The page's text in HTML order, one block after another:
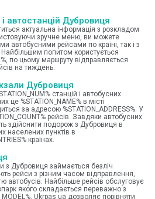
автостанцій Дубровиця
актуальна інформація з розкладом
зручне меню, ви можете
автобусними рейсами по країні, так і з
попитом користується
по цьому маршруту відправляється
на тиждень.
Дубровиця
станцій і автобусних
це %STATION_NAME% в місті
за адресою %STATION_ADDRESS%. У
рейсів. Завдяки автобусних
здійснити подорож з Дубровиця в
населених пунктів в
країнах.
з Дубровиця займається безліч
рейси з різним часом відправлення,
автобусів. Найбільше рейсів обслуговує
якого складається переважно з
Ukrpas.ua дозволяє порівняти